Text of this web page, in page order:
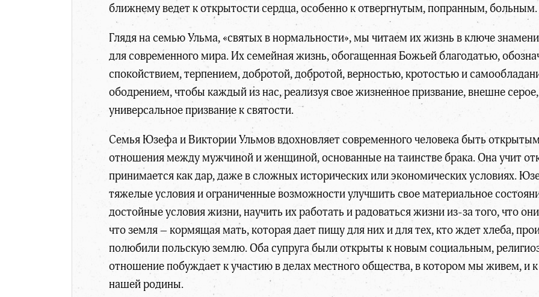
ближнему ведет к открытости сердца, особенно к отвергнутым, попранным, больным.
Глядя на семью Ульма, «святых в нормальности», мы читаем их жизнь в ключе
для современного мира. Их семейная жизнь, обогащенная Божьей благодатью,
спокойствием, терпением, добротой, добротой, верностью, кротостью и
ободрением, чтобы каждый из нас, реализуя свое жизненное призвание, внешне
универсальное призвание к святости.
Семья Юзефа и ВикторииУльмов вдохновляет современного человека быть
отношения между мужчиной и женщиной, основанные на таинстве брака. Она учит
принимается как дар, даже в сложных исторических или экономических условиях.
тяжелые условия и ограниченные возможности улучшить свое материальное
достойные условия жизни, научить их работать и радоваться жизни из-за того, что
что земля – кормящая мать, которая дает пищу для них и для тех, кто ждет хлеба,
полюбили польскую землю. Оба супруга были открыты к новым социальным,
отношение побуждает к участию в делах местного общества, в котором мы живем,
нашей родины.